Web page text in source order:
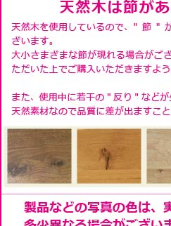
フェ
います。
本体をずらしたいときでも楽